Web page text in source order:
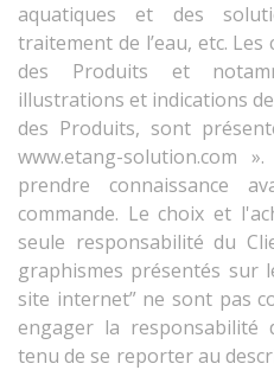
aquatiques et des
traitement de l’eau, etc.
des Produits et
illustrations et indications
des Produits, sont
www.etang-solution.com
prendre connaissance
commande. Le choix et
seule responsabilité du
graphismes présentés sur
site internet” ne sont pas
engager la responsabilité
tenu de se reporter au